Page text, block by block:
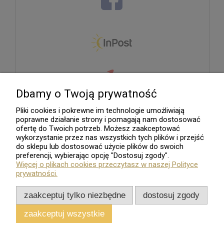
Sklep internetowy
Wszelkie Prawa Zastrzeżone - 2026. Sklep Numizmatyczny.Com
Dbamy o Twoją prywatność
Pliki cookies i pokrewne im technologie umożliwiają
poprawne działanie strony i pomagają nam dostosować
ofertę do Twoich potrzeb. Możesz zaakceptować
wykorzystanie przez nas wszystkich tych plików i przejść
do sklepu lub dostosować użycie plików do swoich
preferencji, wybierając opcję "Dostosuj zgody".
Więcej o plikach cookies przeczytasz w naszej Polityce
prywatności.
zaakceptuj tylko niezbędne
dostosuj zgody
zaakceptuj wszystkie